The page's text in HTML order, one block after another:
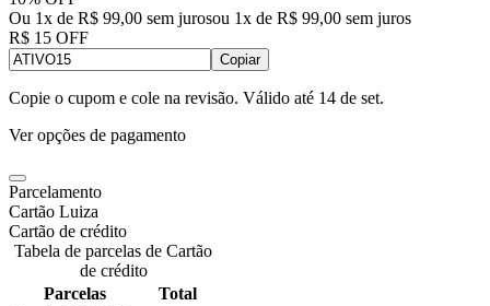
Ou 1x de R$ 99,00 sem jurosou 1x de R$ 99,00 sem juros
R$ 15 OFF
Copiar
Copie o cupom e cole na revisão. Válido até 14 de set.
Ver opções de pagamento
Parcelamento
Cartão Luiza
Cartão de crédito
Tabela de parcelas de Cartão
de crédito
Parcelas
Total